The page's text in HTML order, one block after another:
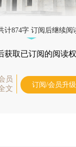
计874字 订阅后继续阅
获取已订阅的阅读
员
文
订阅/会员升级